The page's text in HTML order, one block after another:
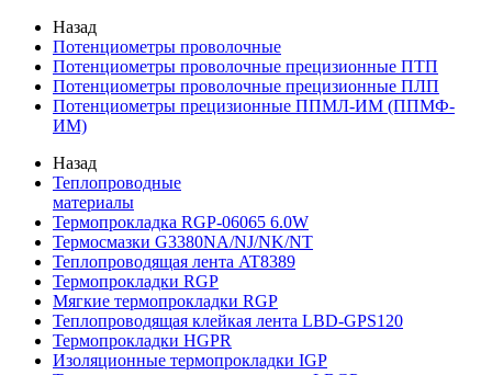
Назад
Потенциометры проволочные
Потенциометры проволочные прецизионные ПТП
Потенциометры проволочные прецизионные ПЛП
Потенциометры прецизионные ППМЛ-ИМ (ППМФ-
ИМ)
Назад
Теплопроводные
материалы
Термопрокладка RGP-06065 6.0W
Термосмазки G3380NA/NJ/NK/NT
Теплопроводящая лента AT8389
Термопрокладки RGP
Мягкие термопрокладки RGP
Теплопроводящая клейкая лента LBD-GPS120
Термопрокладки HGPR
Изоляционные термопрокладки IGP